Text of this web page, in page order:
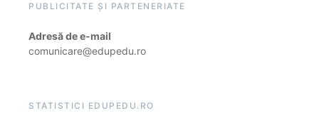
PUBLICITATE ȘI PARTENERIATE
Adresă de e-mail
comunicare@edupedu.ro
STATISTICI EDUPEDU.RO